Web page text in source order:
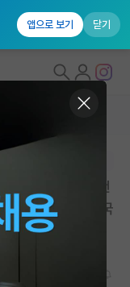
앱으로 보기 닫기
원대학교 한국건
대학원대학교 한국
23:59